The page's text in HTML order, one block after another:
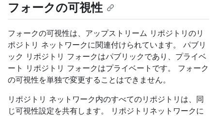
フォークの可視性
フォークの可視性は、アップストリーム リポジトリのリ
ポジトリ ネットワークに関連付けられています。 パブリ
ック リポジトリ フォークはパブリックであり、プライベ
ート リポジトリ フォークはプライベートです。 フォーク
の可視性を単独で変更することはできません。
リポジトリ ネットワーク内のすべてのリポジトリは、同
じ可視性設定を共有します。 リポジトリネットワークに